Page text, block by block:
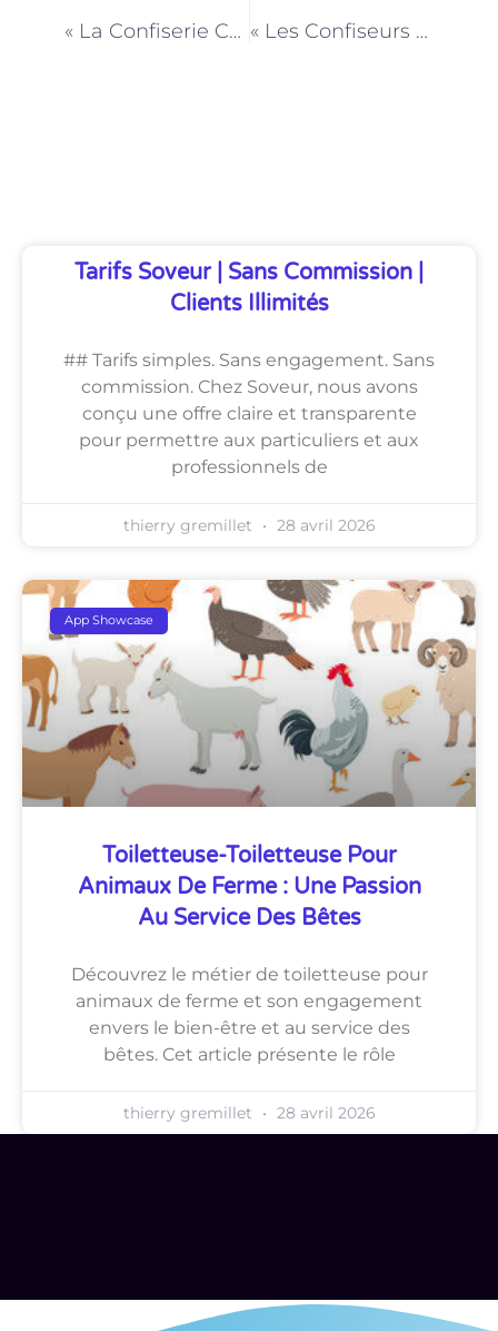
« La Confiserie Créative : Réinterprétation des Classiques avec une Touche Nouvelle » « Les Confiseurs et la Création de Recettes Signature et de Saisons »
Tarifs Soveur | Sans Commission |
Clients Illimités
## Tarifs simples. Sans engagement. Sans
commission. Chez Soveur, nous avons
conçu une offre claire et transparente
pour permettre aux particuliers et aux
professionnels de
thierry gremillet 28 avril 2026
App Showcase
Toiletteuse-Toiletteuse Pour
Animaux De Ferme : Une Passion
Au Service Des Bêtes
Découvrez le métier de toiletteuse pour
animaux de ferme et son engagement
envers le bien-être et au service des
bêtes. Cet article présente le rôle
thierry gremillet 28 avril 2026